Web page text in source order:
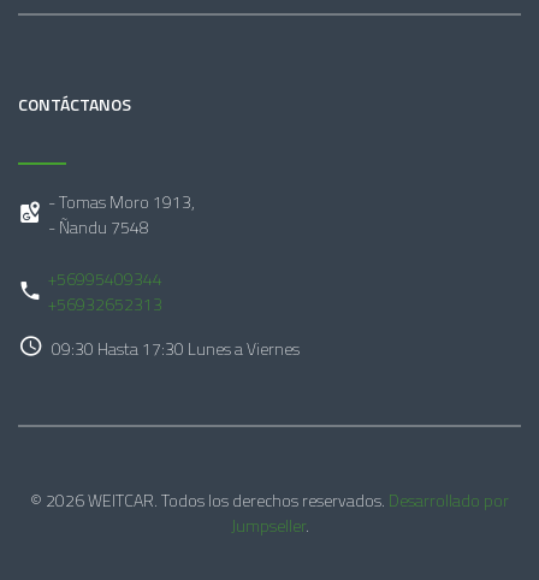
CONTÁCTANOS
- Tomas Moro 1913,
- Ñandu 7548
+56995409344
+56932652313
09:30 Hasta 17:30 Lunes a Viernes
© 2026 WEITCAR. Todos los derechos reservados. Desarrollado por
Jumpseller.